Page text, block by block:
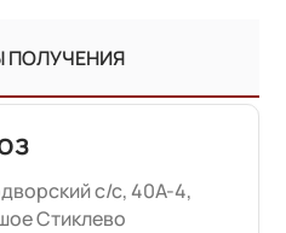
с/с, 40А-4,
Стиклево